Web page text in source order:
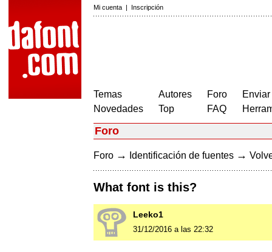
Mi cuenta | Inscripción
Temas
Novedades
Autores
Top
Foro
FAQ
Foro
Foro → Identificación de fuentes →
What font is this?
Leeko1
31/12/2016 a las 22:32